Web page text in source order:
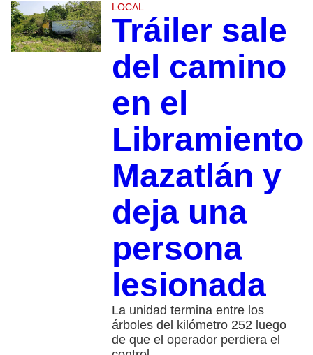
LOCAL
Tráiler sale
del camino
en el
Libramiento
Mazatlán y
deja una
persona
lesionada
La unidad termina entre los
árboles del kilómetro 252 luego
de que el operador perdiera el